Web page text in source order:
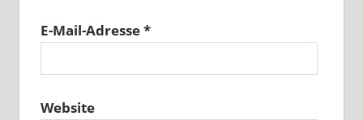
E-Mail-Adresse*
Website